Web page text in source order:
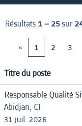
Résultats1 – 25sur
«
1 2 3
Titre du poste
Responsable Qualité
Abidjan, CI
31 juil. 2026